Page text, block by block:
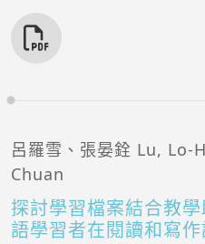
呂羅雪、張晏銓 Lu, Lo-
Chuan
探討學習檔案結合教
語學習者在閱讀和寫